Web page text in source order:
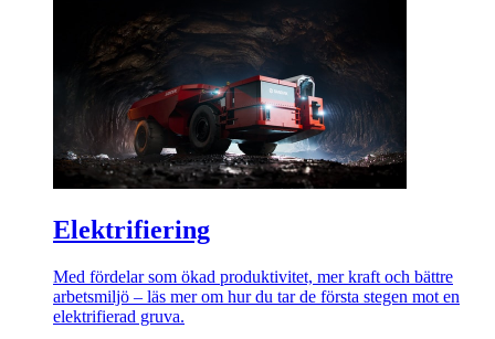
Elektrifiering
Med fördelar som ökad produktivitet, mer kraft och bättre
arbetsmiljö – läs mer om hur du tar de första stegen mot en
elektrifierad gruva.